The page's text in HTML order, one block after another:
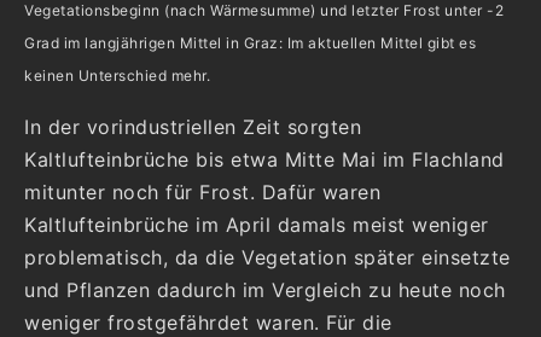
Vegetationsbeginn (nach Wärmesumme) und letzter Frost unter -2
Grad im langjährigen Mittel in Graz: Im aktuellen Mittel gibt es
keinen Unterschied mehr.
In der vorindustriellen Zeit sorgten
Kaltlufteinbrüche bis etwa Mitte Mai im Flachland
mitunter noch für Frost. Dafür waren
Kaltlufteinbrüche im April damals meist weniger
problematisch, da die Vegetation später einsetzte
und Pflanzen dadurch im Vergleich zu heute noch
weniger frostgefährdet waren. Für die